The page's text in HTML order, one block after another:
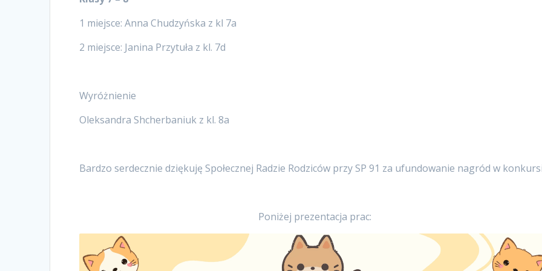
1 miejsce: Anna Chudzyńska z kl 7a
2 miejsce: Janina Przytuła z kl. 7d
Wyróżnienie
Oleksandra Shcherbaniuk z kl. 8a
Bardzo serdecznie dziękuję Społecznej Radzie Rodziców przy SP 91 za ufundowanie nagród w
Poniżej prezentacja prac:
Odtwarzacz
video